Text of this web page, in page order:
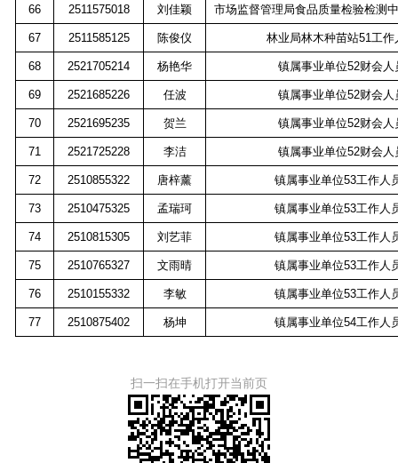
66 2511575018 刘佳颖 市场监督管理局食品质量检验检测
67 2511585125 陈俊仪 林业局林木种苗站51工作
68 2521705214 杨艳华 镇属事业单位52财会人
69 2521685226 任波 镇属事业单位52财会人
70 2521695235 贺兰 镇属事业单位52财会人
71 2521725228 李洁 镇属事业单位52财会人
72 2510855322 唐梓薰 镇属事业单位53工作人
73 2510475325 孟瑞珂 镇属事业单位53工作人
74 2510815305 刘艺菲 镇属事业单位53工作人
75 2510765327 文雨晴 镇属事业单位53工作人
76 2510155332 李敏 镇属事业单位53工作人
77 2510875402 杨坤 镇属事业单位54工作人
扫一扫在手机打开当前页